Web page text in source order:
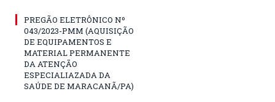
PREGÃO ELETRÔNICO Nº
043/2023-PMM (AQUISIÇÃO
DE EQUIPAMENTOS E
MATERIAL PERMANENTE
DA ATENÇÃO
ESPECIALIAZADA DA
SAÚDE DE MARACANÃ/PA)